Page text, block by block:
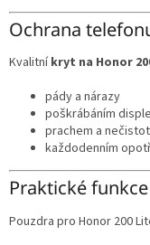
Ochrana
Kvalitníkryt na Honor
pády a nárazy
poškrábáním
prachem a
každodenním
Praktické
Pouzdra pro Honor 200